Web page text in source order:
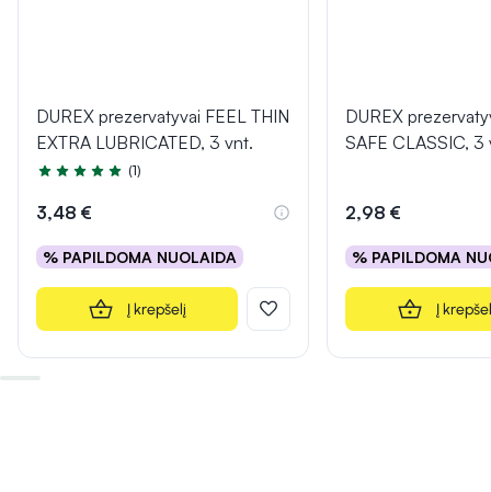
DUREX prezervatyvai FEEL THIN
EXTRA LUBRICATED, 3 vnt.
Įvertinimas 5.0 iš 5
(1)
3,48 €
% PAPILDOMA NUOLAIDA
Į krepšelį
DUREX
SAFE CLASSIC, 3
2,98 €
% PAPILDOMA
Į